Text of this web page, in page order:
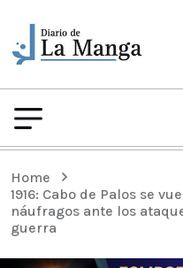
Home
1916: Cabo de Palos se
náufragos ante los
guerra